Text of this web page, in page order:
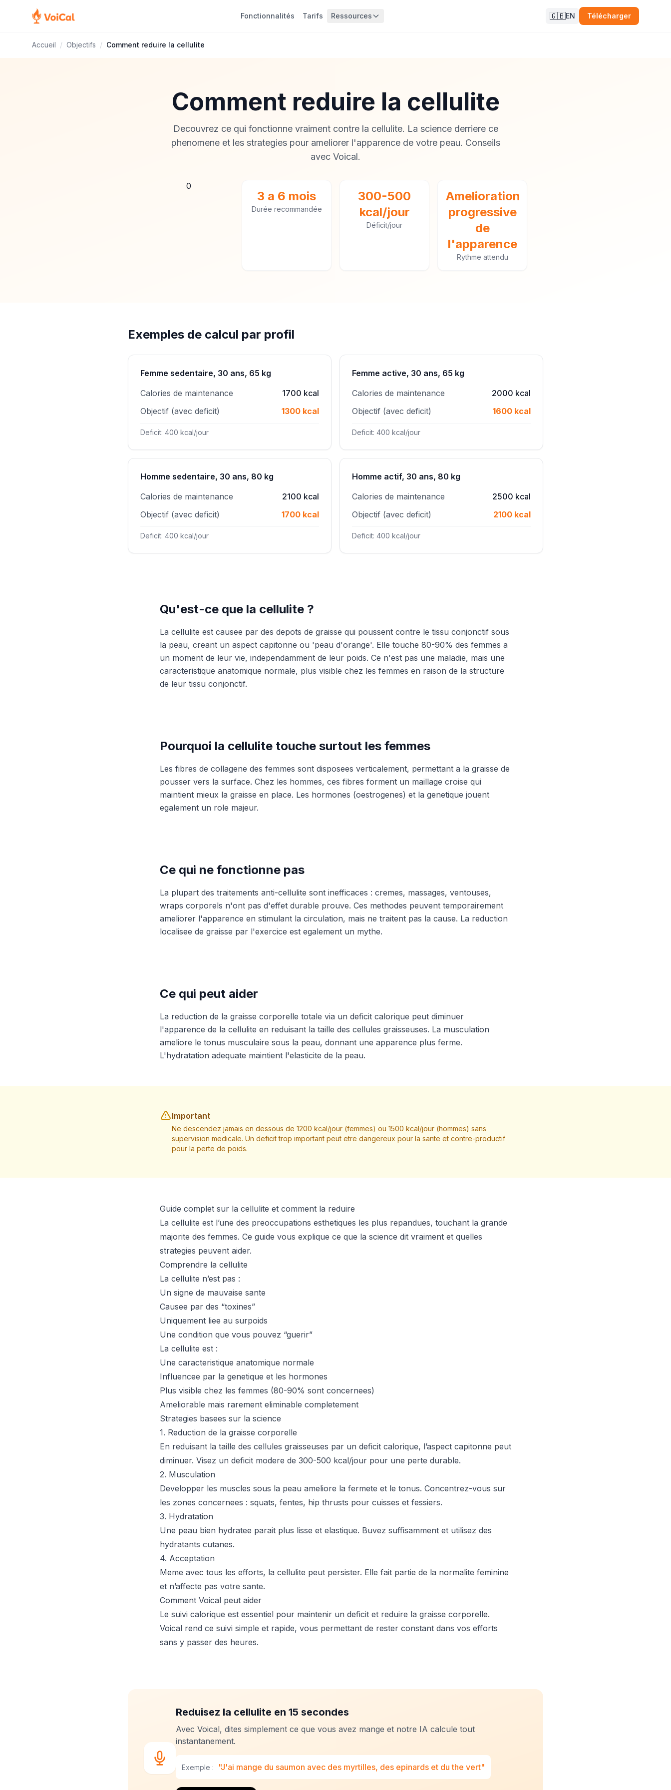
Fonctionnalités Tarifs Ressources 🇬🇧EN Télécharger
Accueil / Objectifs / Comment reduire la cellulite
Comment reduire la cellulite
Decouvrez ce qui fonctionne vraiment contre la cellulite. La science derriere ce
phenomene et les strategies pour ameliorer l'apparence de votre peau. Conseils
avec Voical.
0
3 a 6 mois
Durée recommandée
300-500
kcal/jour
Déficit/jour
Amelioration
progressive
de
l'apparence
Rythme attendu
Exemples de calcul par profil
Femme sedentaire, 30 ans, 65 kg
Calories de maintenance
1700 kcal
Objectif (avec deficit)
1300 kcal
Deficit: 400 kcal/jour
Femme active, 30 ans, 65 kg
Calories de maintenance
2000 kcal
Objectif (avec deficit)
1600 kcal
Deficit: 400 kcal/jour
Homme sedentaire, 30 ans, 80 kg
Calories de maintenance
2100 kcal
Objectif (avec deficit)
1700 kcal
Deficit: 400 kcal/jour
Homme actif, 30 ans, 80 kg
Calories de maintenance
2500 kcal
Objectif (avec deficit)
2100 kcal
Deficit: 400 kcal/jour
Qu'est-ce que la cellulite ?
La cellulite est causee par des depots de graisse qui poussent contre le tissu conjonctif sous
la peau, creant un aspect capitonne ou 'peau d'orange'. Elle touche 80-90% des femmes a
un moment de leur vie, independamment de leur poids. Ce n'est pas une maladie, mais une
caracteristique anatomique normale, plus visible chez les femmes en raison de la structure
de leur tissu conjonctif.
Pourquoi la cellulite touche surtout les femmes
Les fibres de collagene des femmes sont disposees verticalement, permettant a la graisse de
pousser vers la surface. Chez les hommes, ces fibres forment un maillage croise qui
maintient mieux la graisse en place. Les hormones (oestrogenes) et la genetique jouent
egalement un role majeur.
Ce qui ne fonctionne pas
La plupart des traitements anti-cellulite sont inefficaces : cremes, massages, ventouses,
wraps corporels n'ont pas d'effet durable prouve. Ces methodes peuvent temporairement
ameliorer l'apparence en stimulant la circulation, mais ne traitent pas la cause. La reduction
localisee de graisse par l'exercice est egalement un mythe.
Ce qui peut aider
La reduction de la graisse corporelle totale via un deficit calorique peut diminuer
l'apparence de la cellulite en reduisant la taille des cellules graisseuses. La musculation
ameliore le tonus musculaire sous la peau, donnant une apparence plus ferme.
L'hydratation adequate maintient l'elasticite de la peau.
Important
Ne descendez jamais en dessous de 1200 kcal/jour (femmes) ou 1500 kcal/jour (hommes) sans
supervision medicale. Un deficit trop important peut etre dangereux pour la sante et contre-productif
pour la perte de poids.
Guide complet sur la cellulite et comment la reduire
La cellulite est l’une des preoccupations esthetiques les plus repandues, touchant la grande
majorite des femmes. Ce guide vous explique ce que la science dit vraiment et quelles
strategies peuvent aider.
Comprendre la cellulite
La cellulite n’est pas :
Un signe de mauvaise sante
Causee par des “toxines”
Uniquement liee au surpoids
Une condition que vous pouvez “guerir”
La cellulite est :
Une caracteristique anatomique normale
Influencee par la genetique et les hormones
Plus visible chez les femmes (80-90% sont concernees)
Ameliorable mais rarement eliminable completement
Strategies basees sur la science
1. Reduction de la graisse corporelle
En reduisant la taille des cellules graisseuses par un deficit calorique, l’aspect capitonne peut
diminuer. Visez un deficit modere de 300-500 kcal/jour pour une perte durable.
2. Musculation
Developper les muscles sous la peau ameliore la fermete et le tonus. Concentrez-vous sur
les zones concernees : squats, fentes, hip thrusts pour cuisses et fessiers.
3. Hydratation
Une peau bien hydratee parait plus lisse et elastique. Buvez suffisamment et utilisez des
hydratants cutanes.
4. Acceptation
Meme avec tous les efforts, la cellulite peut persister. Elle fait partie de la normalite feminine
et n’affecte pas votre sante.
Comment Voical peut aider
Le suivi calorique est essentiel pour maintenir un deficit et reduire la graisse corporelle.
Voical rend ce suivi simple et rapide, vous permettant de rester constant dans vos efforts
sans y passer des heures.
Reduisez la cellulite en 15 secondes
Avec Voical, dites simplement ce que vous avez mange et notre IA calcule tout
instantanement.
Exemple : "J'ai mange du saumon avec des myrtilles, des epinards et du the vert"